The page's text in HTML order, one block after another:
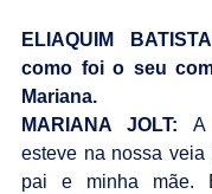
ELIAQUIM
como foi o seu
Mariana.
MARIANA JOLT: A
esteve na nossa veia
pai e minha mãe.